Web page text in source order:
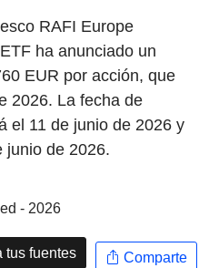
RAFI Europe
ha anunciado un
EUR por acción, que
2026. La fecha de
el 11 de junio de 2026 y
junio de 2026.
- 2026
tus fuentes Comparte